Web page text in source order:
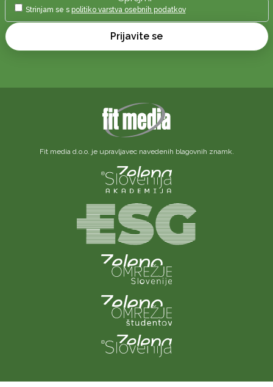
Strinjam se s politiko varstva osebnih podatkov
Prijavite se
Fit media d.o.o. je upravljavec navedenih blagovnih znamk.